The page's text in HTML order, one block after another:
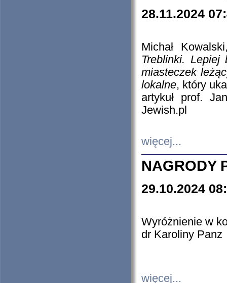
28.11.2024
Michał
Treblinki. Lepiej
miasteczek
lokalne, który
artykuł prof.
Jewish.pl
więcej...
NAGRODY
29.10.2024
Wyróżnienie w
dr Karoliny Panz
więcej...